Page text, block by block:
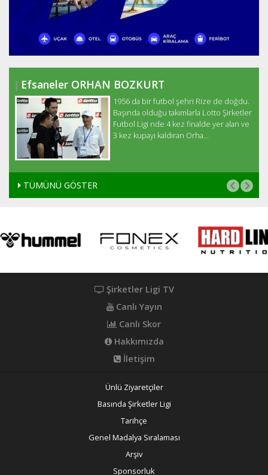
Efsaneler ORHAN BOZKURT
1956 da bir futbol şehri Rize de doğdu.
Başında olduğu takımlarla Lotto Şirketler
Futbol Ligi nde 4 kez finalde yer alan ve
3 kez kupayı kaldıran Orha...
TÜMÜNÜ GÖSTER
Şirketler Ligi TV
Canlı Yayın
Canlı Skor
Hakkımızda
İletişim
Ünlü Ziyaretçiler
Basında Şirketler Ligi
Tarihçe
Genel Madalya Sıralaması
Arşiv
Sponsorluk